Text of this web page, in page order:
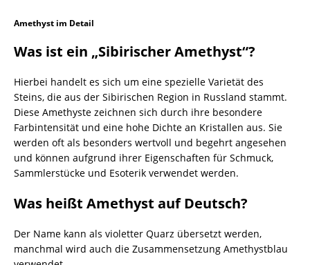
Amethyst im Detail
Was ist ein „Sibirischer Amethyst“?
Hierbei handelt es sich um eine spezielle Varietät des
Steins, die aus der Sibirischen Region in Russland stammt.
Diese Amethyste zeichnen sich durch ihre besondere
Farbintensität und eine hohe Dichte an Kristallen aus. Sie
werden oft als besonders wertvoll und begehrt angesehen
und können aufgrund ihrer Eigenschaften für Schmuck,
Sammlerstücke und Esoterik verwendet werden.
Was heißt Amethyst auf Deutsch?
Der Name kann als violetter Quarz übersetzt werden,
manchmal wird auch die Zusammensetzung Amethystblau